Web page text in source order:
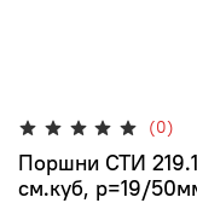
(0)
Поршни СТИ
см.куб, p=19/